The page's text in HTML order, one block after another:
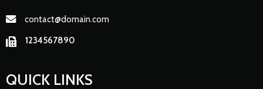
contact@domain.com
1234567890
QUICK LINKS